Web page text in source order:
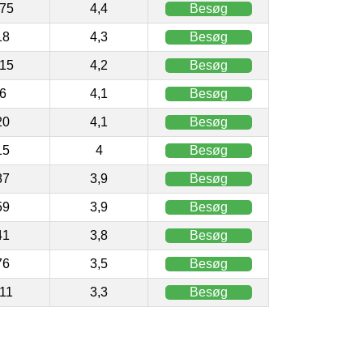
4,4 Besøg
4,3 Besøg
4,2 Besøg
6 4,1 Besøg
4,1 Besøg
4 Besøg
3,9 Besøg
3,9 Besøg
3,8 Besøg
3,5 Besøg
3,3 Besøg